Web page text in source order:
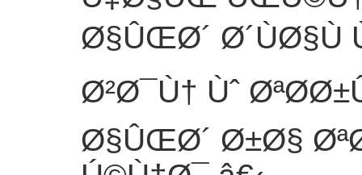
Ø§ÛŒØ´ Ø´ÙØ§Ù
Ø²Ø¯Ù† Ùˆ
Ø§ÛŒØ´ Ø±Ø§